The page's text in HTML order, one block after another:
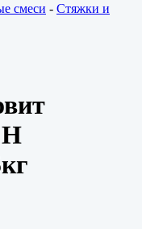
смеси - Стяжки и